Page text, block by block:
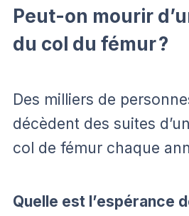
Peut-on mourir
du col du fémur ?
Des milliers de
décèdent des suites
col de fémur chaque
Quelle est l’espérance